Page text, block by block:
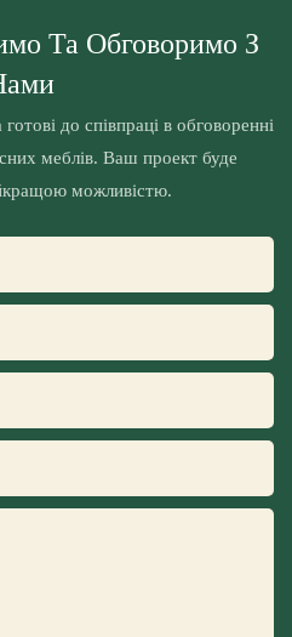
Та Обговоримо З
до співпраці в обговоренні
меблів. Ваш проект буде
можливістю.